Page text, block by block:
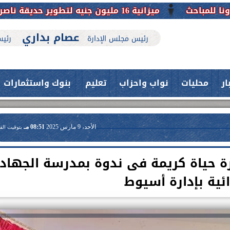
ميزانية 16 مليون جنيه لتطوير حديقة ناصر بأبوتيج.. نقلة حضارية تحافظ على تاريخها
رئيس مجلس الإدارة عصام بداري
محليات نواب واحزاب تعليم بنوك واستثمارات
الأحد، 9 مارس 2025 08:51 مـ بتوقيت
حياة كريمة فى ندوة بمدرسة الجهاد
بإدارة أسيوط
العلاج الحر بمنفلوط بالتعاون مع هيئة
حدث بمستشفيات جامعة اسيوط....
فريق طبي بقسم الأنف والأذن